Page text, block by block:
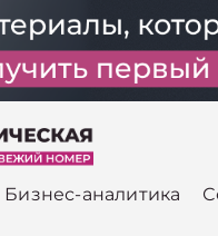
Бизнес-аналитика